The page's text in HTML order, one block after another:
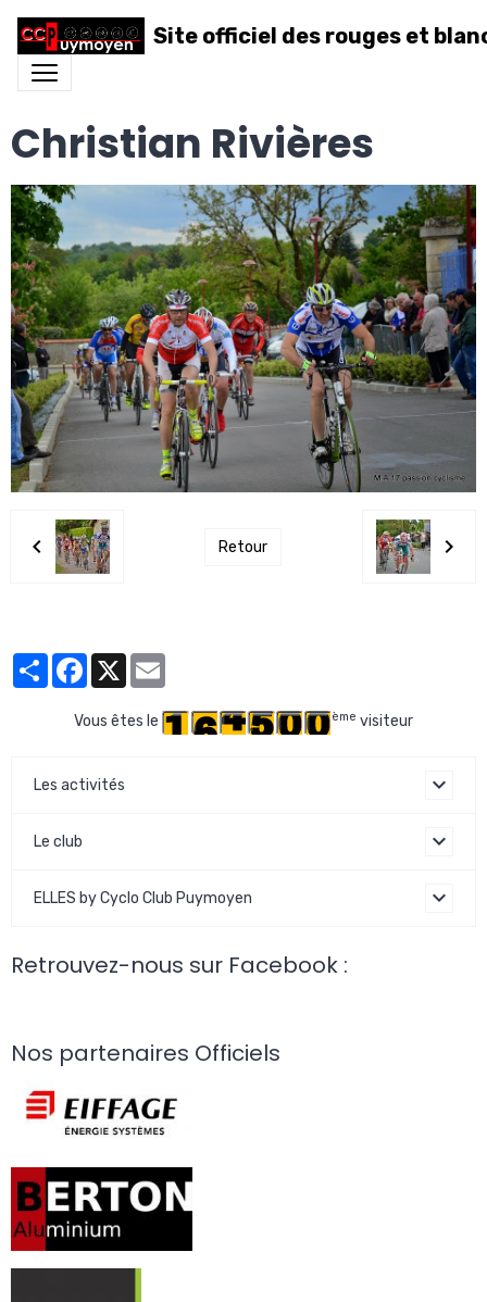
Site officiel des rouges et
Christian Rivières
Retour
PartagerFacebook
X
Vous êtes le ème visiteur
Les activités
Le club
ELLES by Cyclo Club Puymoyen
Retrouvez-nous sur Facebook :
Nos partenaires Officiels